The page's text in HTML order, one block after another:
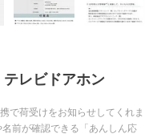
レビドアホン
で荷受けをお知らせしてくれま
前が確認できる「あんしん応